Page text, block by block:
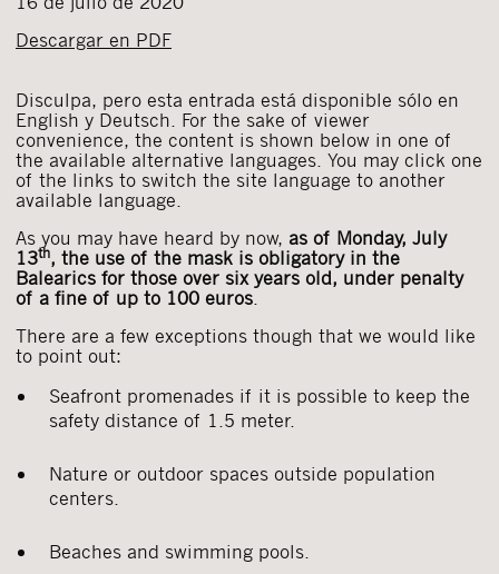
Descargar en PDF
Disculpa, pero esta entrada está disponible sólo en
English y Deutsch. For the sake of viewer
convenience, the content is shown below in one of
the available alternative languages. You may click one
of the links to switch the site language to another
available language.
As you may have heard by now, as of Monday, July
13th, the use of the mask is obligatory in the
Balearics for those over six years old, under penalty
of a fine of up to 100 euros.
There are a few exceptions though that we would like
to point out:
Seafront promenades if it is possible to keep the
safety distance of 1.5 meter.
Nature or outdoor spaces outside population
centers.
Beaches and swimming pools.